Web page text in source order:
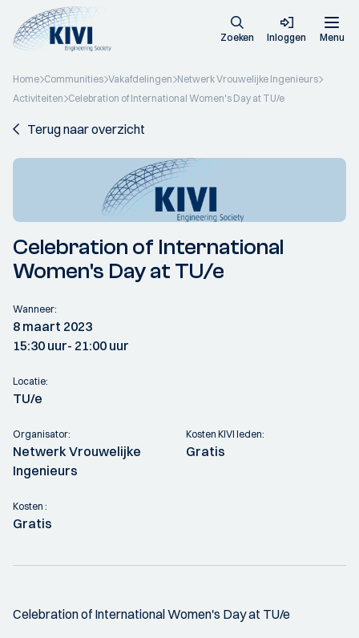
Zoeken Inloggen Menu
Home Communities Vakafdelingen Netwerk Vrouwelijke Ingenieurs
Activiteiten Celebration of International Women's Day at TU/e
Terug naar overzicht
Celebration of International
Women's Day at TU/e
Wanneer:
8 maart 2023
15:30 uur- 21:00 uur
Locatie:
TU/e
Organisator:
Netwerk Vrouwelijke
Ingenieurs
Kosten KIVI leden:
Gratis
Kosten :
Gratis
Celebration of International Women's Day at TU/e